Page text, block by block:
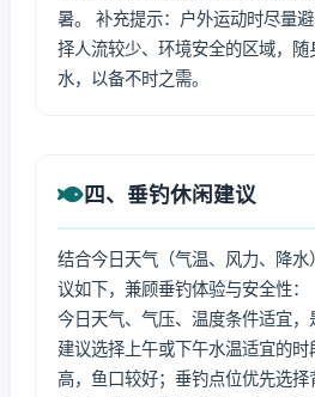
暑。 补充提示：户外运动时尽量
择人流较少、环境安全的区域，随
水，以备不时之需。
四、垂钓休闲建议
结合今日天气（气温、风力、降
议如下，兼顾垂钓体验与安全性：
今日天气、气压、温度条件适宜，
建议选择上午或下午水温适宜的
高，鱼口较好；垂钓点位优先选